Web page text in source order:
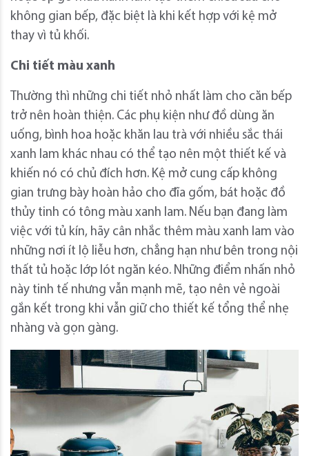
không gian bếp, đặc biệt là khi kết hợp với kệ mở
thay vì tủ khối.
Chi tiết màu xanh
Thường thì những chi tiết nhỏ nhất làm cho căn bếp
trở nên hoàn thiện. Các phụ kiện như đồ dùng ăn
uống, bình hoa hoặc khăn lau trà với nhiều sắc thái
xanh lam khác nhau có thể tạo nên một thiết kế và
khiến nó có chủ đích hơn. Kệ mở cung cấp không
gian trưng bày hoàn hảo cho đĩa gốm, bát hoặc đồ
thủy tinh có tông màu xanh lam. Nếu bạn đang làm
việc với tủ kín, hãy cân nhắc thêm màu xanh lam vào
những nơi ít lộ liễu hơn, chẳng hạn như bên trong nội
thất tủ hoặc lớp lót ngăn kéo. Những điểm nhấn nhỏ
này tinh tế nhưng vẫn mạnh mẽ, tạo nên vẻ ngoài
gắn kết trong khi vẫn giữ cho thiết kế tổng thể nhẹ
nhàng và gọn gàng.